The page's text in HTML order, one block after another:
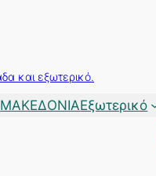
και εξωτερικό.
ΜΑΚΕΔΟΝΙΑΕξωτερικό